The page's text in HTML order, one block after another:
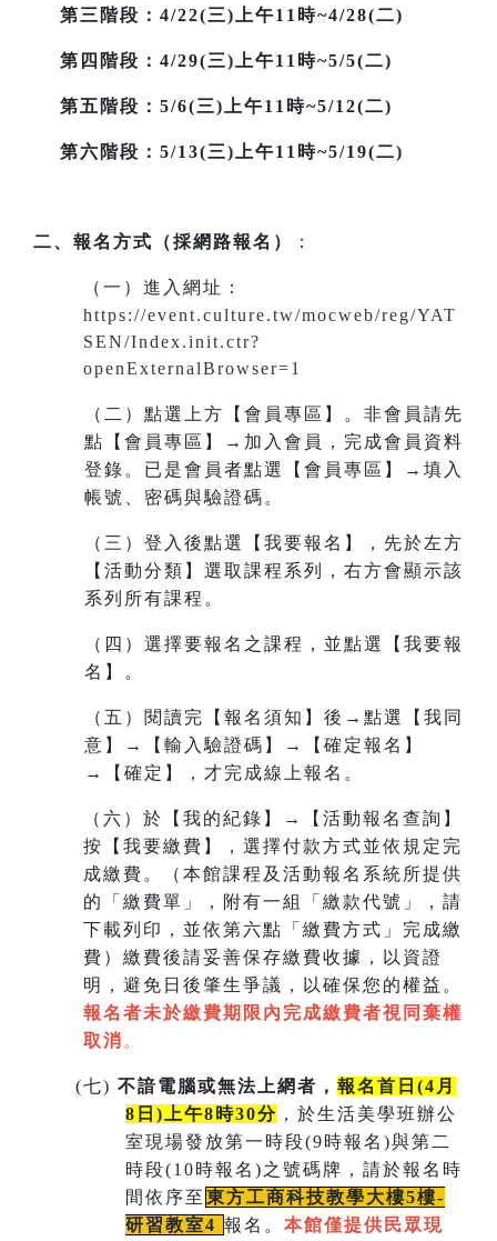
第三階段 ：4/22(三)上午11時~4/28(二)
第四階段：4/29(三)上午11時~5/5(二)
第五階段：5/6(三)上午11時~5/12(二)
第六階段：5/13(三)上午11時~5/19(二)
二、報名方式（採網路報名） ：
（一）進入網址 ：
https://event.culture.tw/mocweb/reg/YAT
SEN/Index.init.ctr?
openExternalBrowser=1
（二）點選上方【會員專區】。非會員請先
點【會員專區】→加入會員，完成會員資料
登錄。已是會員者點選【會員專區】→填入
帳號、密碼與驗證碼。
（三）登入後點選【我要報名】，先於左方
【活動分類】選取課程系列，右方會顯示該
系列所有課程。
（四）選擇要報名之課程，並點選【我要報
名】。
（五）閱讀完【報名須知】後→點選【我同
意】→【輸入驗證碼】→【確定報名】
→【確定】，才完成線上報名。
（六）於【我的紀錄】→【活動報名查詢】
按【我要繳費】，選擇付款方式並依規定完
成繳費。（本館課程及活動報名系統所提供
的「繳費單」，附有一組
「繳款代號」，請
下載列印，並依第六點「繳費方式」完成繳
費）繳費後請妥善保存繳費收據，以資證
明，避免日後肇生爭議，以確保您的權益。
報名者未於繳費期限內完成繳費者視同棄權
取消 。
(七) 不諳電腦或無法上網者， 報名首日(4月
8日)上午8時30分 ，於生活美學班辦公
室現場發放第一時段(9時報名)與第二
時段(10時報名)之號碼牌，請於報名時
間依序至 東方工商科技教學大樓5樓-
研習教室4 報名。本館僅提供民眾現